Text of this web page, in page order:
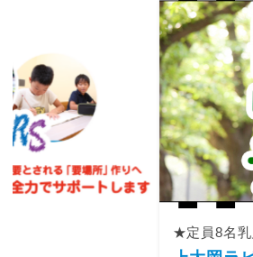
・10月：運動会、ハロウィン
・12月：クリスマス
・3月：ひな祭り、卒園式 な
※保護者が参加するイベ
★定員8名乳児のみ★小規模園での